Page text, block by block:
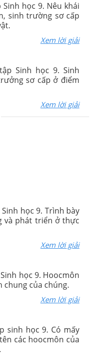
học 9. Nêu khái
sinh trường sơ cấp
Xem lời giải
Sinh học 9. Sinh
sơ cấp ở điểm
Xem lời giải
học 9. Trình bày
và phát triển ở thực
Xem lời giải
học 9. Hoocmôn
chung của chúng.
Xem lời giải
sinh học 9. Có mấy
các hoocmôn của